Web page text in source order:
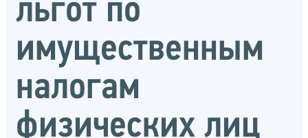
льгот по
имущественным
налогам
физических лиц